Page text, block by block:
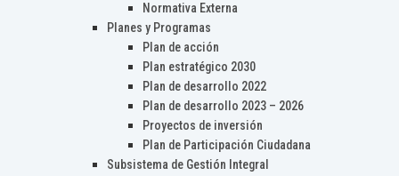
Normativa Externa
Planes y Programas
Plan de acción
Plan estratégico 2030
Plan de desarrollo 2022
Plan de desarrollo 2023 – 2026
Proyectos de inversión
Plan de Participación Ciudadana
Subsistema de Gestión Integral